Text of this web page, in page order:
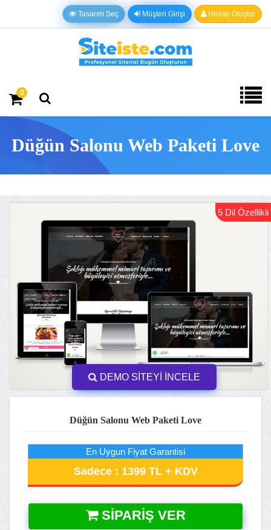
Tasarım Seç Müşteri Girişi Hesap Oluştur
0
Düğün Salonu Web Paketi Love
5 Dil Özellikli
DEMO SİTEYİ İNCELE
Düğün Salonu Web Paketi Love
En Uygun Fiyat Garantisi
Sadece : 1399 TL + KDV
SIPARIŞ VER